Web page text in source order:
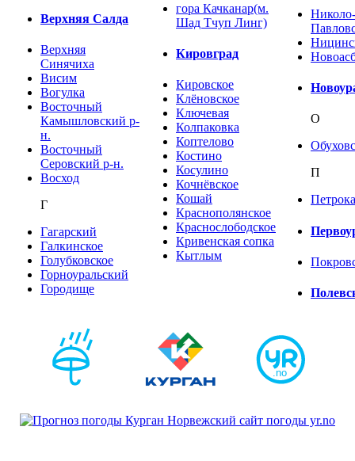
Верхняя Салда
Верхняя
Синячиха
Висим
Вогулка
Восточный
Камышловский р-
н.
Восточный
Серовский р-н.
Восход
Г
Гагарский
Галкинское
Голубковское
Горноуральский
Городище
гора Качканар(м.
Шад Тчуп Линг)
Кировград
Кировское
Клёновское
Ключевая
Колпаковка
Коптелово
Костино
Косулино
Кочнёвское
Кошай
Краснополянское
Краснослободское
Кривенская сопка
Кытлым
Николо-
О
П